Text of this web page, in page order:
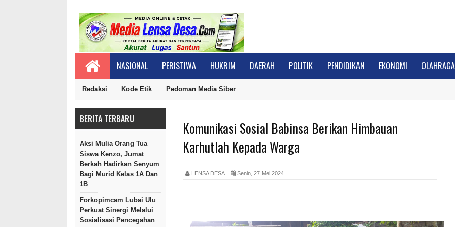
NASIONAL PERISTIWA HUKRIM DAERAH POLITIK PENDIDIKAN EKONOMI OLAHRAGA
Redaksi Kode Etik Pedoman Media Siber
BERITA TERBARU
Aksi Mulia Orang Tua
Siswa Kenzo, Jumat
Berkah Hadirkan Senyum
Bagi Murid Kelas 1A Dan
1B
Forkopimcam Lubai Ulu
Perkuat Sinergi Melalui
Sosialisasi Pencegahan
Komunikasi Sosial Babinsa Berikan Himbauan
Karhutlah Kepada Warga
LENSA DESA Senin, 27 Mei 2024